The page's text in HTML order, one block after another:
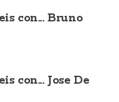
con... Bruno
con... Jose De